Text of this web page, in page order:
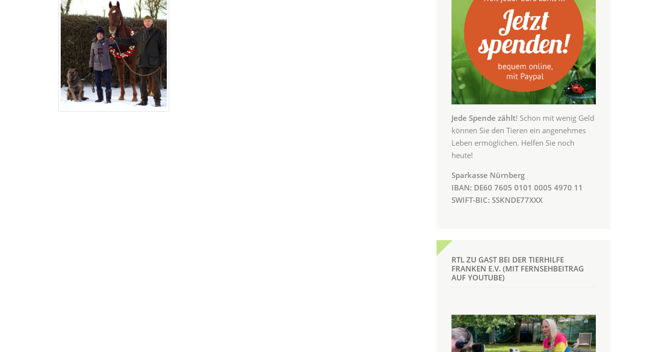
Jede Spende zählt! Schon mit wenig Geld
können Sie den Tieren ein angenehmes
Leben ermöglichen. Helfen Sie noch
heute!
Sparkasse Nürnberg
IBAN: DE60 7605 0101 0005 4970 11
SWIFT-BIC: SSKNDE77XXX
RTL ZU GAST BEI DER TIERHILFE
FRANKEN E.V. (MIT FERNSEHBEITRAG
AUF YOUTUBE)